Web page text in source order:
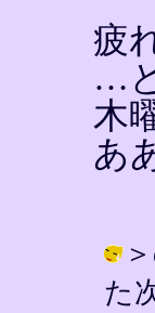
疲
…
木
あ
た